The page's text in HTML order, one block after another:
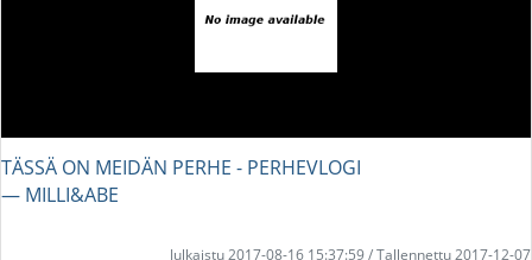
TÄSSÄ ON MEIDÄN PERHE - PERHEVLOGI
― MILLI&ABE
Julkaistu 2017-08-16 15:37:59 / Tallennettu 2017-12-07